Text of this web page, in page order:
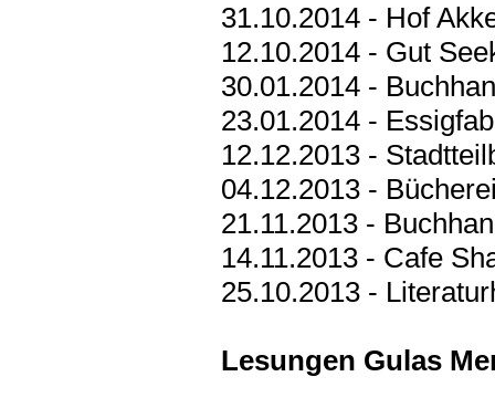
31.10.2014 - Hof
12.10.2014 - Gut
30.01.2014 -
23.01.2014 -
12.12.2013 -
04.12.2013 -
21.11.2013 -
14.11.2013 - Cafe
25.10.2013 -
Lesungen Gulas